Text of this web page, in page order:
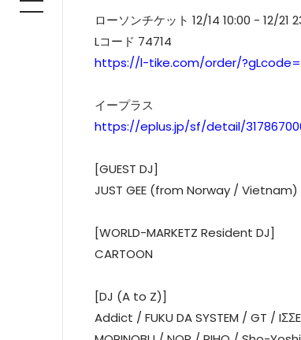
ローソンチケット 12/14 10:00 - 12/21
Lコード 74714
https://l-tike.com/order/
イープラス
https://eplus.jp/sf/detail/
[GUEST DJ]
JUST GEE (from Norway /
[WORLD-MARKETZ Resident DJ]
CARTOON
[DJ (A to Z)]
Addict / FUKU DA SYSTEM / GT /